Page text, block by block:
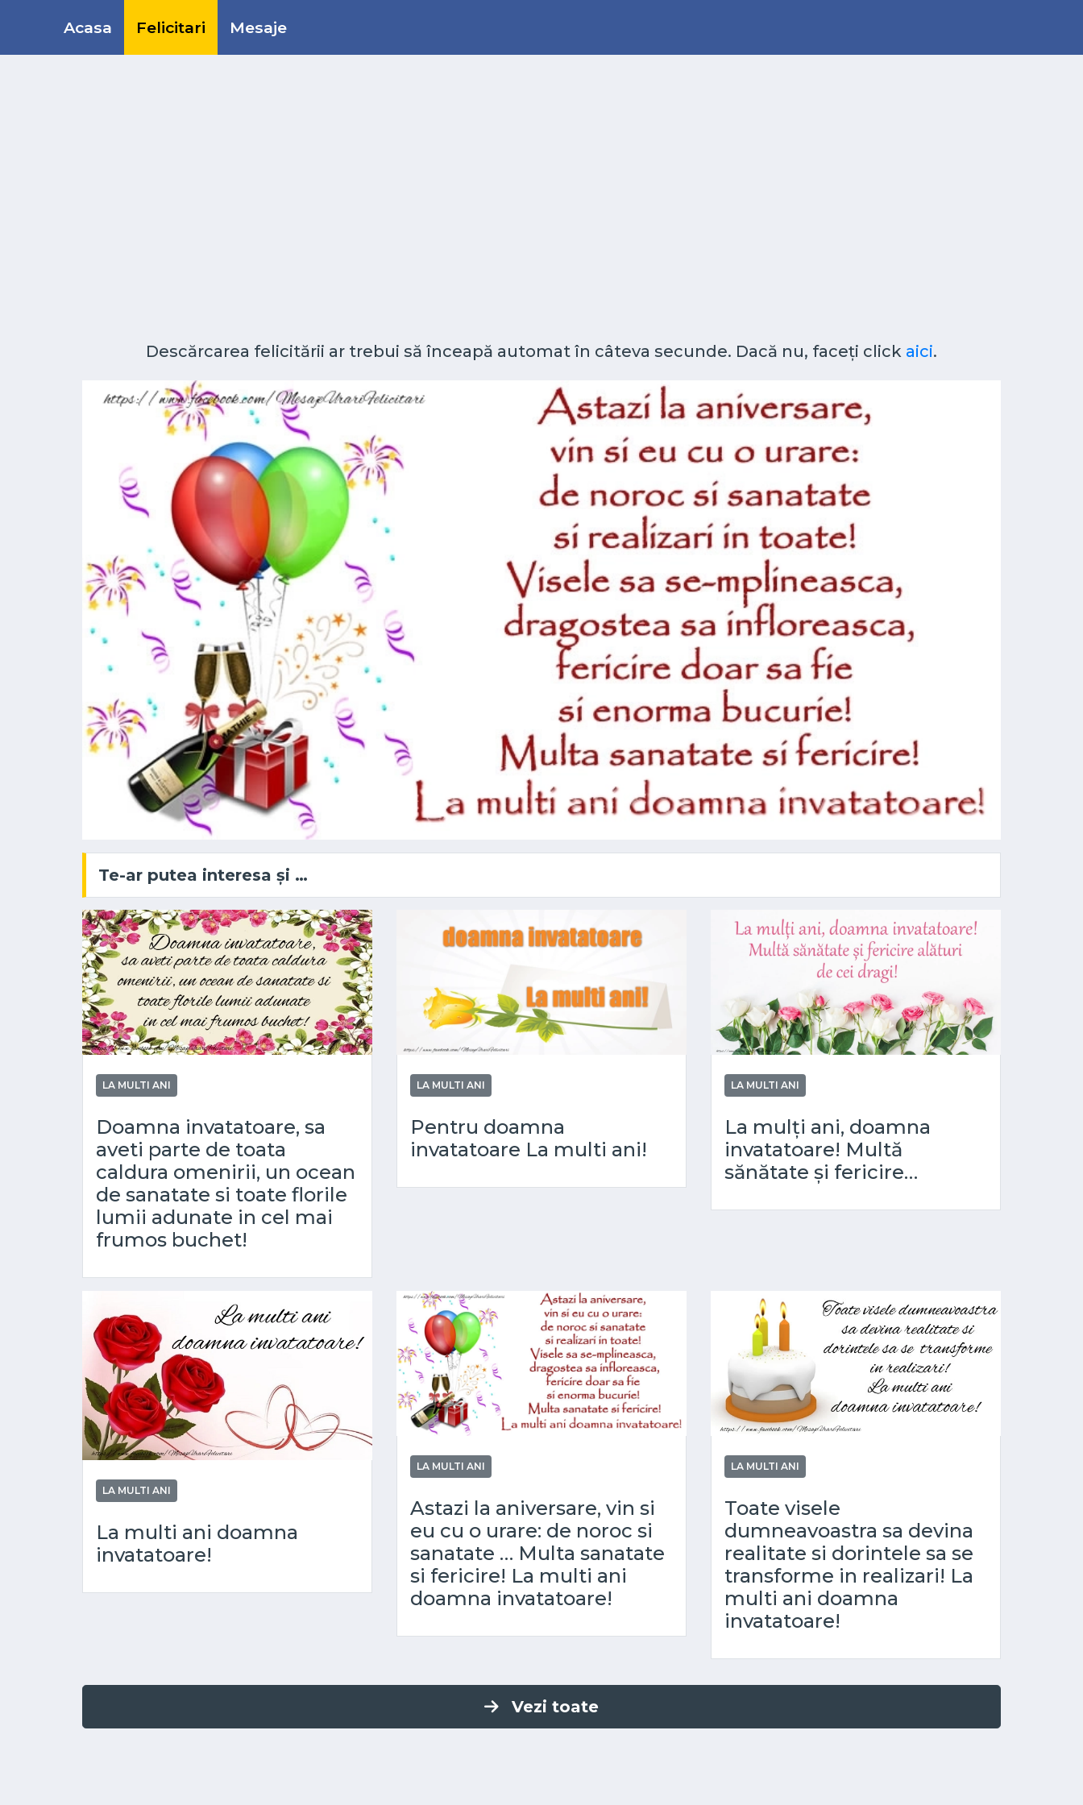
Acasa Felicitari Mesaje
Descărcarea felicitării ar trebui să înceapă automat în câteva secunde. Dacă nu, faceți click aici.
Te-ar putea interesa și …
LA MULTI ANI
Doamna invatatoare, sa
aveti parte de toata
caldura omenirii, un ocean
de sanatate si toate florile
lumii adunate in cel mai
frumos buchet!
LA MULTI ANI
Pentru doamna
invatatoare La multi ani!
LA MULTI ANI
La mulți ani, doamna
invatatoare! Multă
sănătate și fericire…
LA MULTI ANI
La multi ani doamna
invatatoare!
LA MULTI ANI
Astazi la aniversare, vin si
eu cu o urare: de noroc si
sanatate … Multa sanatate
si fericire! La multi ani
doamna invatatoare!
LA MULTI ANI
Toate visele
dumneavoastra sa devina
realitate si dorintele sa se
transforme in realizari! La
multi ani doamna
invatatoare!
Vezi toate